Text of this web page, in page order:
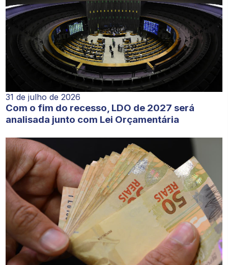
31 de julho de 2026
Com o fim do recesso, LDO de 2027 será
analisada junto com Lei Orçamentária